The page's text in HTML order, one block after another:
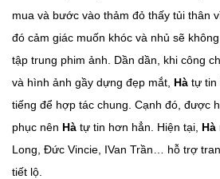
mua và bước vào thảm đỏ thấy tủi thân
đó cảm giác muốn khóc và nhủ sẽ
tập trung phim ảnh. Dần dần, khi công
và hình ảnh gầy dựng đẹp mắt, Hà tự tin
tiếng để hợp tác chung. Cạnh đó, được
phục nên Hà tự tin hơn hẳn. Hiện tại, Hà
Long, Đức Vincie, IVan Trần… hỗ trợ
tiết lộ.